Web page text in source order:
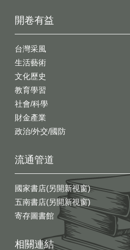
開卷有益
台灣采風
生活藝術
文化歷史
教育學習
社會/科學
財金產業
政治/外交/國防
流通管道
國家書店(另開新視窗)
五南書店(另開新視窗)
寄存圖書館
相關連結